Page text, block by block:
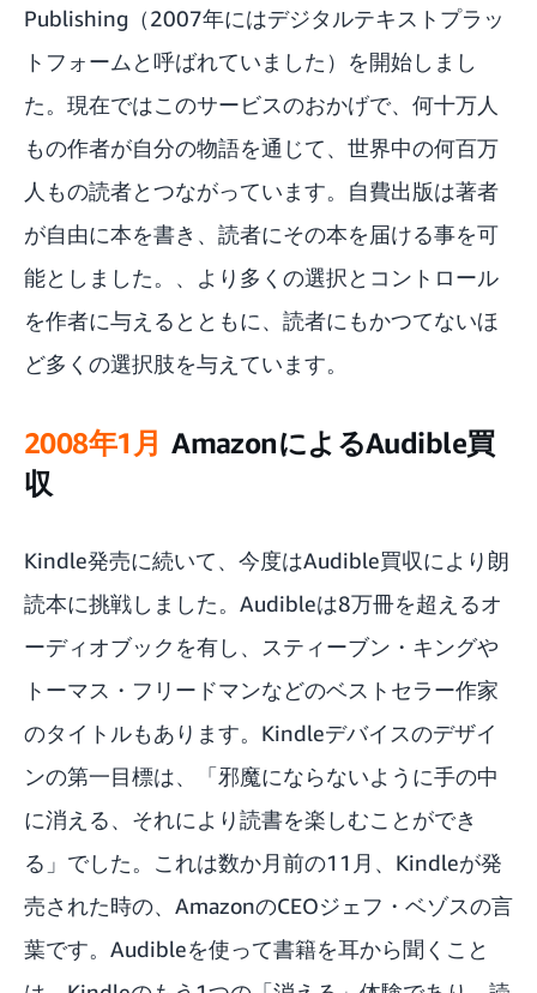
新Voyage
新Bookerlyフォントがデジタルリーディングのために一から作られる
ページめくり– 飛ばし読み、ざっと目を通すなどKindle電子書籍の中を自在
に移動する新しい方法
手持ちの携帯電話やタブレットを書籍にかえる
Publishing （2007年にはデジタルテキストプラッ
トフォームと呼ばれていました）を開始しまし
た。現在ではこのサービスのおかげで、何十万人
もの作者が自分の物語を通じて、世界中の何百万
人もの読者とつながっています。自費出版は著者
が自由に本を書き、読者にその本を届ける事を可
能としました。、より多くの選択とコントロール
を作者に与えるとともに、読者にもかつてないほ
ど多くの選択肢を与えています。
2008年1月 AmazonによるAudible買
収
Kindle発売に続いて、今度はAudible買収により朗
読本に挑戦しました。Audibleは8万冊を超えるオ
ーディオブックを有し、スティーブン・キングや
トーマス・フリードマンなどのベストセラー作家
のタイトルもあります。Kindleデバイスのデザイ
ンの第一目標は、「邪魔にならないように手の中
に消える、それにより読書を楽しむことができ
る」でした。これは数か月前の11月、Kindleが発
売された時の、AmazonのCEOジェフ・ベゾスの言
葉です。Audibleを使って書籍を耳から聞くこと